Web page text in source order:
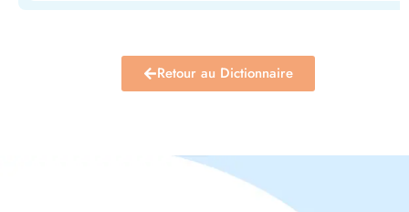
Retour au Dictionnaire